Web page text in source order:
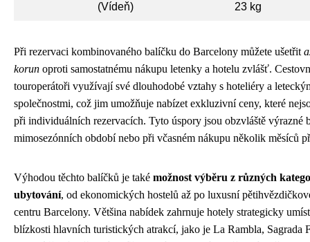
(Vídeň)
23 kg
Při rezervaci kombinovaného balíčku do Barcelony můžete ušetřit
korun oproti samostatnému nákupu letenky a hotelu zvlášť.
touroperátoři využívají své dlouhodobé vztahy s hoteliéry a
společnostmi, což jim umožňuje nabízet exkluzivní ceny, které
při individuálních rezervacích. Tyto úspory jsou obzvláště výrazné
mimosezónních období nebo při včasném nákupu několik měsíců
Výhodou těchto balíčků je také možnost výběru z různých
ubytování, od ekonomických hostelů až po luxusní
centru Barcelony. Většina nabídek zahrnuje hotely strategicky
blízkosti hlavních turistických atrakcí, jako je La Rambla, Sagrada